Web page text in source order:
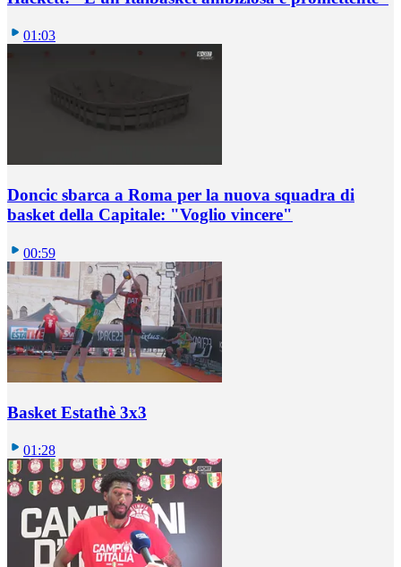
01:03
Doncic sbarca a Roma per la nuova squadra di
basket della Capitale: "Voglio vincere"
00:59
Basket Estathè 3x3
01:28